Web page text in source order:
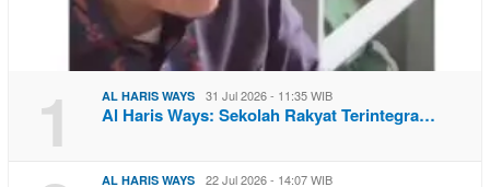
1 AL HARIS WAYS 31 Jul 2026 - 11:35 WIB
Al Haris Ways: Sekolah Rakyat Terintegra…
AL HARIS WAYS 22 Jul 2026 - 14:07 WIB